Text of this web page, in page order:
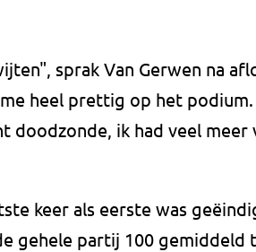
sprak Van Gerwen na
heel prettig op het
doodzonde, ik had veel meer
keer als eerste was
gehele partij 100 gemiddeld